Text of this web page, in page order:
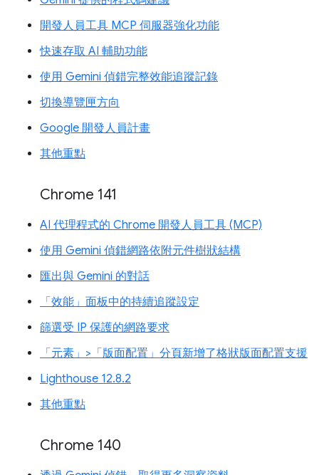
開發人員工具 MCP 伺服器強化功能
快速存取 AI 輔助功能
使用 Gemini 偵錯完整效能追蹤記錄
切換導覽匣方向
Google 開發人員計畫
其他重點
Chrome 141
AI 代理程式的 Chrome 開發人員工具 (MCP)
使用 Gemini 偵錯網路依附元件樹狀結構
匯出與 Gemini 的對話
「效能」面板中的持續追蹤設定
篩選受 IP 保護的網路要求
「元素」>「版面配置」分頁新增了格狀版面配置支援
Lighthouse 12.8.2
其他重點
Chrome 140